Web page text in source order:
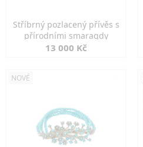
Stříbrný pozlacený přívěs s
přírodními smaragdy
13 000 Kč
NOVÉ